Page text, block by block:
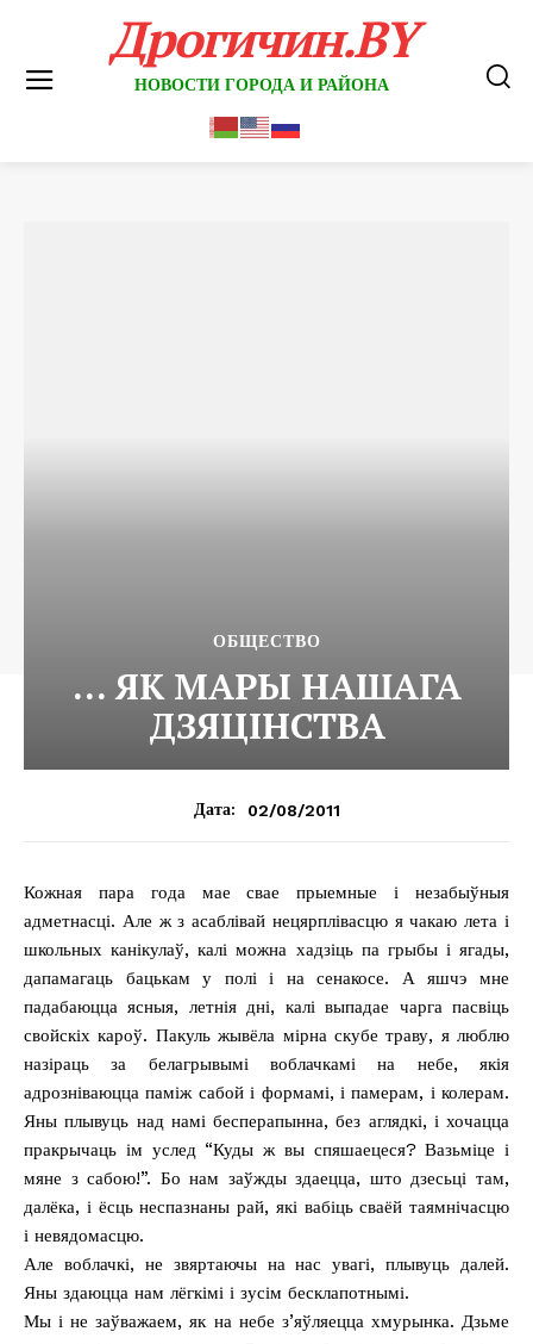
Дрогичин.BY
НОВОСТИ ГОРОДА И РАЙОНА
ОБЩЕСТВО
… ЯК МАРЫ НАШАГА
ДЗЯЦІНСТВА
Дата: 02/08/2011
Кожная пара года мае свае прыемные і незабыўныя
адметнасці. Але ж з асаблівай нецярплівасцю я чакаю лета і
школьных канікулаў, калі можна хадзіць па грыбы і ягады,
дапамагаць бацькам у полі і на сенакосе. А яшчэ мне
падабаюцца ясныя, летнія дні, калі выпадае чарга пасвіць
свойскіх кароў. Пакуль жывёла мірна скубе траву, я люблю
назіраць за белагрывымі воблачкамі на небе, якія
адрозніваюцца паміж сабой і формамі, і памерам, і колерам.
Яны плывуць над намі бесперапынна, без аглядкі, і хочацца
пракрычаць ім услед “Куды ж вы спяшаецеся? Вазьміце і
мяне з сабою!”. Бо нам заўжды здаецца, што дзесьці там,
далёка, і ёсць неспазнаны рай, які вабіць сваёй таямнічасцю
і невядомасцю.
Але воблачкі, не звяртаючы на нас увагі, плывуць далей.
Яны здаюцца нам лёгкімі і зусім бесклапотнымі.
Мы і не заўважаем, як на небе з’яўляецца хмурынка. Дзьме